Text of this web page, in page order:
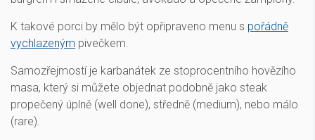
K takové porci by mělo být opřipraveno menu s pořádně
vychlazeným pivečkem.
Samozřejmostí je karbanátek ze stoprocentního hovězího
masa, který si můžete objednat podobně jako steak
propečený úplně (well done), středně (medium), nebo málo
(rare).